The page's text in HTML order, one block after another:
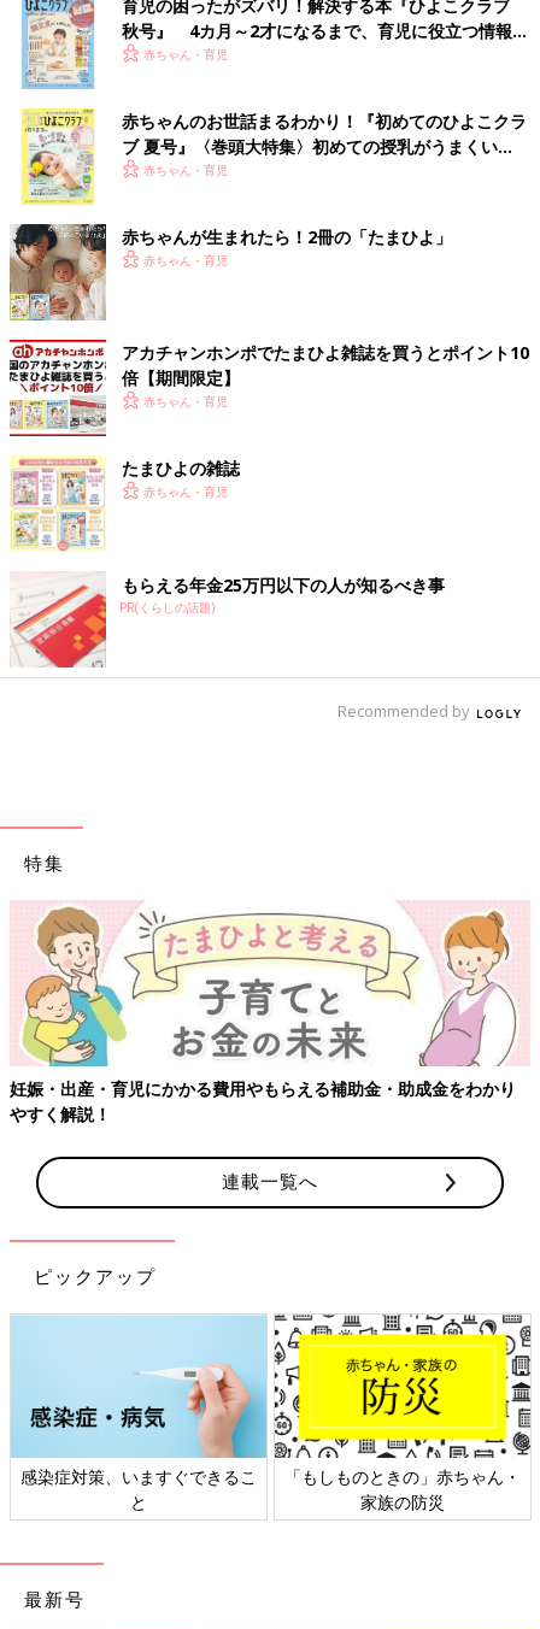
育児の困ったがズバリ！解決する本『ひよこクラブ
秋号』 4カ月～2才になるまで、育児に役立つ情報が
いっぱい！
赤ちゃん・育児
赤ちゃんのお世話まるわかり！『初めてのひよこクラ
ブ 夏号』〈巻頭大特集〉初めての授乳がうまくい
く！ おっぱい・ミルクの基本と夏のトラブル 解決テ
赤ちゃん・育児
赤ちゃんが生まれたら！2冊の「たまひよ」
赤ちゃん・育児
アカチャンホンポでたまひよ雑誌を買うとポイント10
倍【期間限定】
赤ちゃん・育児
たまひよの雑誌
赤ちゃん・育児
もらえる年金25万円以下の人が知るべき事
PR(くらしの話題)
Recommended by
特集
妊娠・出産・育児にかかる費用やもらえる補助金・助成金をわかり
やすく解説！
連載一覧へ
ピックアップ
感染症対策、いますぐできるこ
と
「もしものときの」赤ちゃん・
家族の防災
最新号